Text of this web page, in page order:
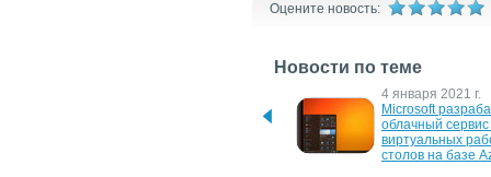
Оцените новость:
Новости по теме
4 января 2021 г.
Microsoft
облачный сервис
виртуальных
столов на базе